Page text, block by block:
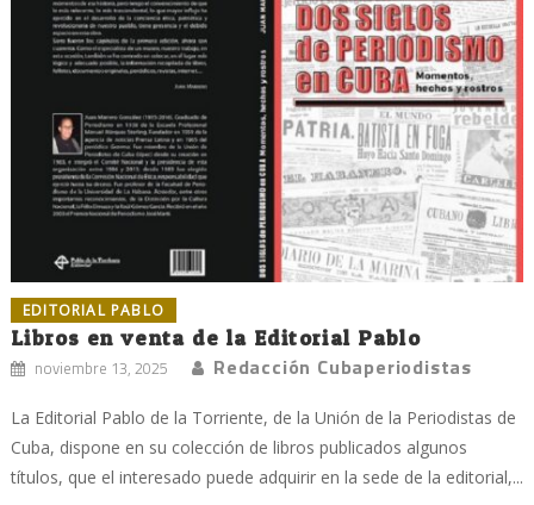
EDITORIAL PABLO
Libros en venta de la Editorial Pablo
noviembre 13, 2025 Redacción Cubaperiodistas
La Editorial Pablo de la Torriente, de la Unión de la Periodistas de
Cuba, dispone en su colección de libros publicados algunos
títulos, que el interesado puede adquirir en la sede de la editorial,...